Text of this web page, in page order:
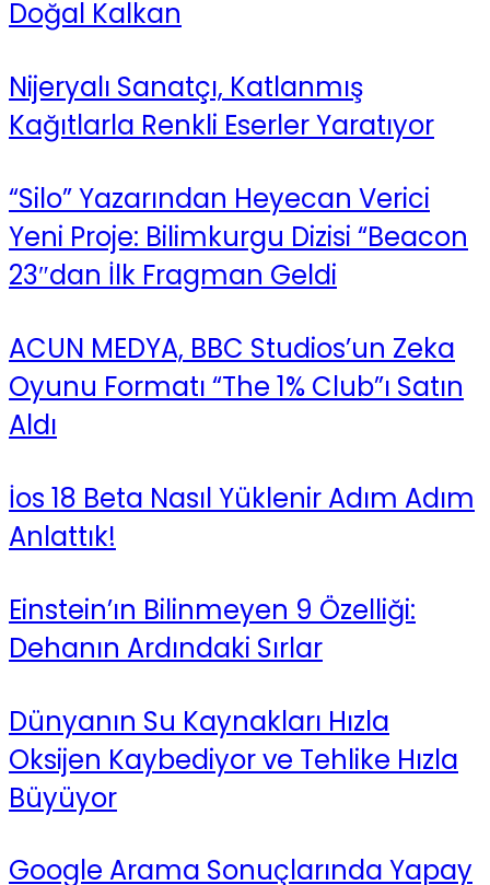
Doğal Kalkan
Nijeryalı Sanatçı, Katlanmış
Kağıtlarla Renkli Eserler Yaratıyor
“Silo” Yazarından Heyecan Verici
Yeni Proje: Bilimkurgu Dizisi “Beacon
23″dan İlk Fragman Geldi
ACUN MEDYA, BBC Studios’un Zeka
Oyunu Formatı “The 1% Club”ı Satın
Aldı
İos 18 Beta Nasıl Yüklenir Adım Adım
Anlattık!
Einstein’ın Bilinmeyen 9 Özelliği:
Dehanın Ardındaki Sırlar
Dünyanın Su Kaynakları Hızla
Oksijen Kaybediyor ve Tehlike Hızla
Büyüyor
Google Arama Sonuçlarında Yapay